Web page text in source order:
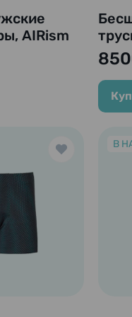
AIRism
Odor
В